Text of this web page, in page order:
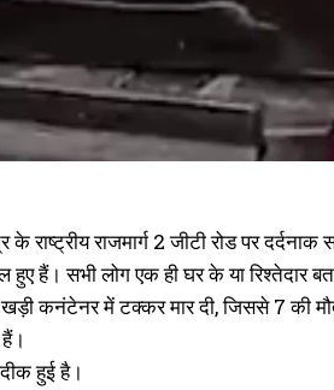
राजमार्ग 2 जीटी रोड पर
हैं। सभी लोग एक ही घर के या रिश्तेदार
कनंटेनर में टक्कर मार दी, जिससे 7 की
हुई है।